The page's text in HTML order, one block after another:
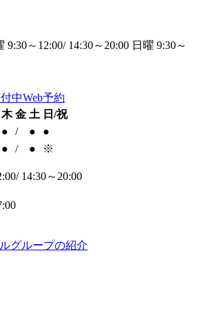
9:30～12:00/ 14:30～20:00 日曜 9:30～
中Web予約
木 金 土 日/祝
● / ●
●
● / ● ※
14:30～20:00
グループの紹介